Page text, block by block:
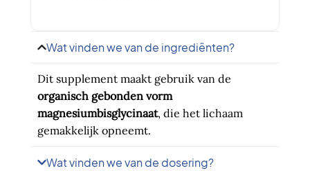
Wat vinden we van de ingrediënten?
Dit supplement maakt gebruik van de
organisch gebonden vorm
magnesiumbisglycinaat, die het lichaam
gemakkelijk opneemt.
Wat vinden we van de dosering?